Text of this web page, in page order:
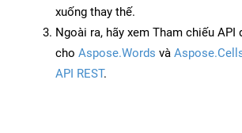
xuống thay thế.
Ngoài ra, hãy xem Tham chiếu API
cho Aspose.Words và
API REST.